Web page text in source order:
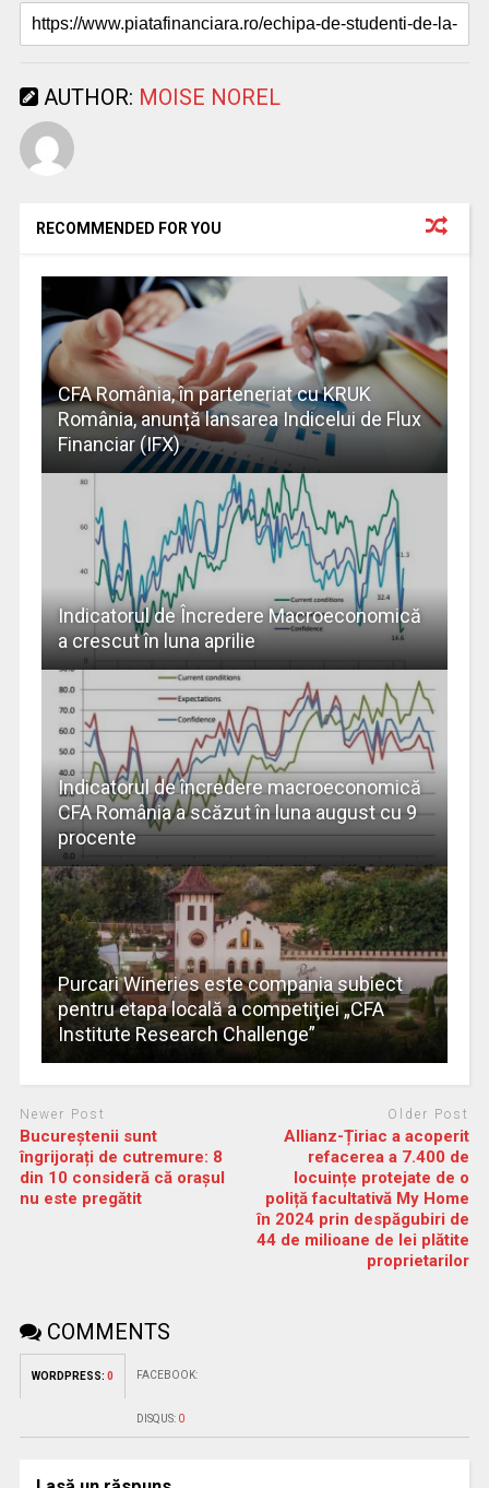
AUTHOR: MOISE NOREL
RECOMMENDED FOR YOU
CFA România, în parteneriat cu KRUK
România, anunță lansarea Indicelui de Flux
Financiar (IFX)
Indicatorul de Încredere Macroeconomică
a crescut în luna aprilie
Indicatorul de încredere macroeconomică
CFA România a scăzut în luna august cu 9
procente
Purcari Wineries este compania subiect
pentru etapa locală a competiţiei „CFA
Institute Research Challenge”
Newer Post
Bucureștenii sunt
îngrijorați de cutremure: 8
din 10 consideră că orașul
nu este pregătit
Older Post
Allianz-Țiriac a acoperit
refacerea a 7.400 de
locuințe protejate de o
poliță facultativă My Home
în 2024 prin despăgubiri de
44 de milioane de lei plătite
proprietarilor
COMMENTS
WORDPRESS: 0 FACEBOOK:
DISQUS: 0